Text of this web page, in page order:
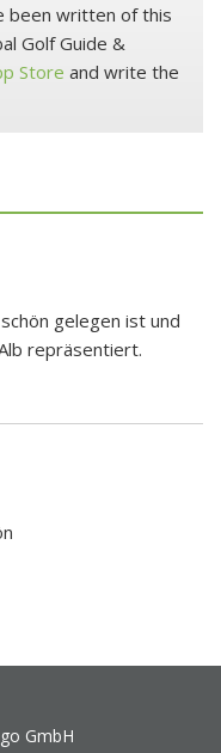
been written of this
Golf Guide &
Store and write the
gelegen ist und
repräsentiert.
GmbH